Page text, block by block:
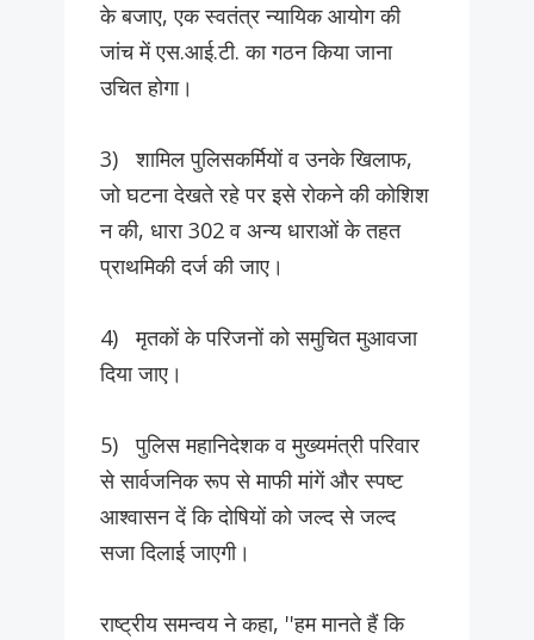
के बजाए, एक स्वतंत्र न्यायिक आयोग की
जांच में एस.आई.टी. का गठन किया जाना
उचित होगा।
3) शामिल पुलिसकर्मियों व उनके खिलाफ,
जो घटना देखते रहे पर इसे रोकने की कोशिश
न की, धारा 302 व अन्य धाराओं के तहत
प्राथमिकी दर्ज की जाए।
4) मृतकों के परिजनों को समुचित मुआवजा
दिया जाए।
5) पुलिस महानिदेशक व मुख्यमंत्री परिवार
से सार्वजनिक रूप से माफी मांगें और स्पष्ट
आश्वासन दें कि दोषियों को जल्द से जल्द
सजा दिलाई जाएगी।
राष्ट्रीय समन्वय ने कहा, ''हम मानते हैं कि